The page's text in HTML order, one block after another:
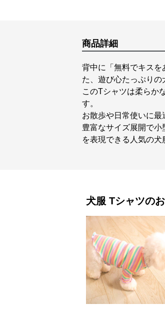
商品詳細
背中に「無料でキス
た、遊び心たっぷりの
このTシャツは柔らか
す。
お散歩や日常使いに最
豊富なサイズ展開で
を表現できる人気の犬
犬服 Tシャツの